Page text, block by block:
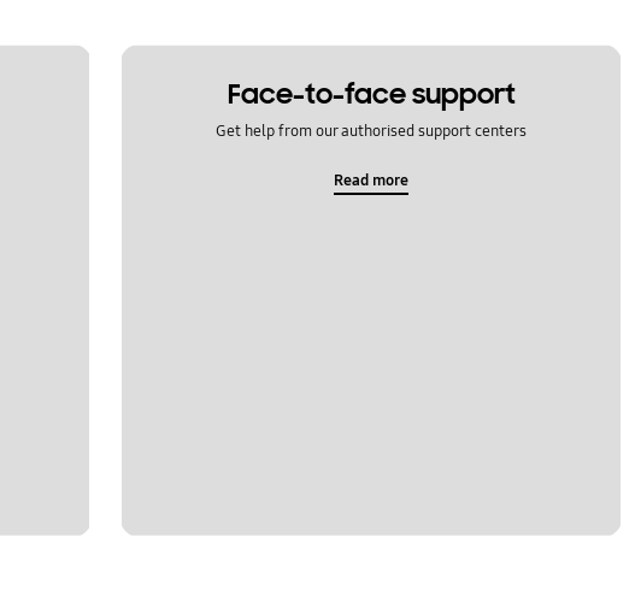
Face-to-face support
Get help from our authorised support centers
Read more